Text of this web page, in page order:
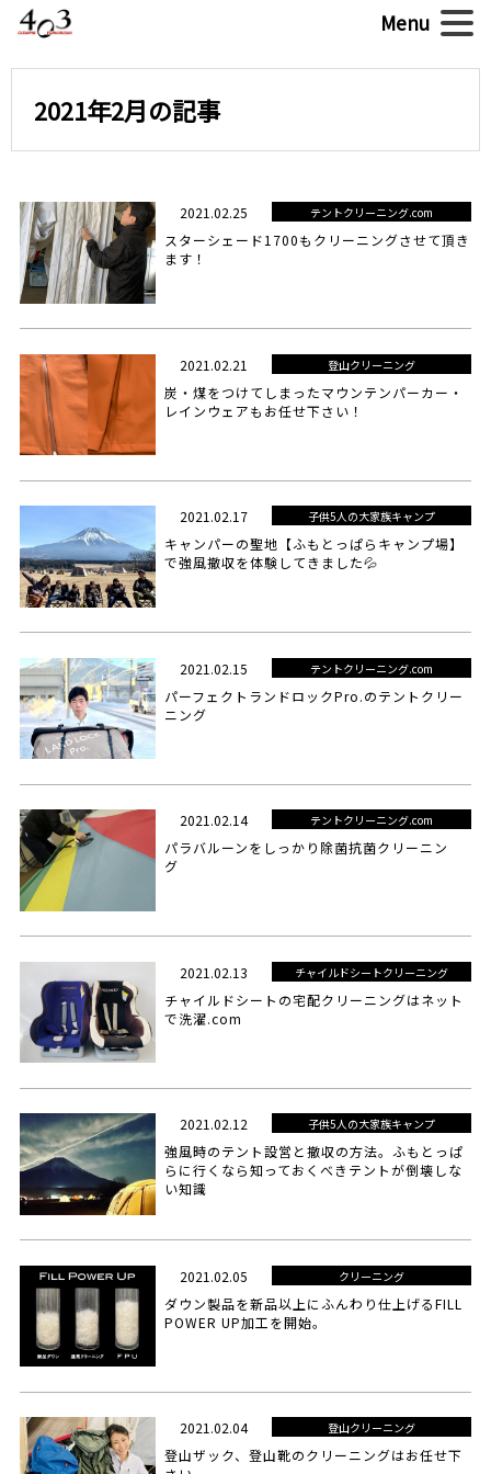
2021年2月の記事
2021.02.25 テントクリーニング.com
スターシェード1700もクリーニングさせて頂き
ます！
2021.02.21 登山クリーニング
炭・煤をつけてしまったマウンテンパーカー・
レインウェアもお任せ下さい！
2021.02.17 子供5人の大家族キャンプ
キャンパーの聖地【ふもとっぱらキャンプ場】
で強風撤収を体験してきました💦
2021.02.15 テントクリーニング.com
パーフェクトランドロックPro.のテントクリー
ニング
2021.02.14 テントクリーニング.com
パラバルーンをしっかり除菌抗菌クリーニン
グ
2021.02.13 チャイルドシートクリーニング
チャイルドシートの宅配クリーニングはネット
で洗濯.com
2021.02.12 子供5人の大家族キャンプ
強風時のテント設営と撤収の方法。ふもとっぱ
らに行くなら知っておくべきテントが倒壊しな
い知識
2021.02.05 クリーニング
ダウン製品を新品以上にふんわり仕上げるFILL
POWER UP加工を開始。
2021.02.04 登山クリーニング
登山ザック、登山靴のクリーニングはお任せ下